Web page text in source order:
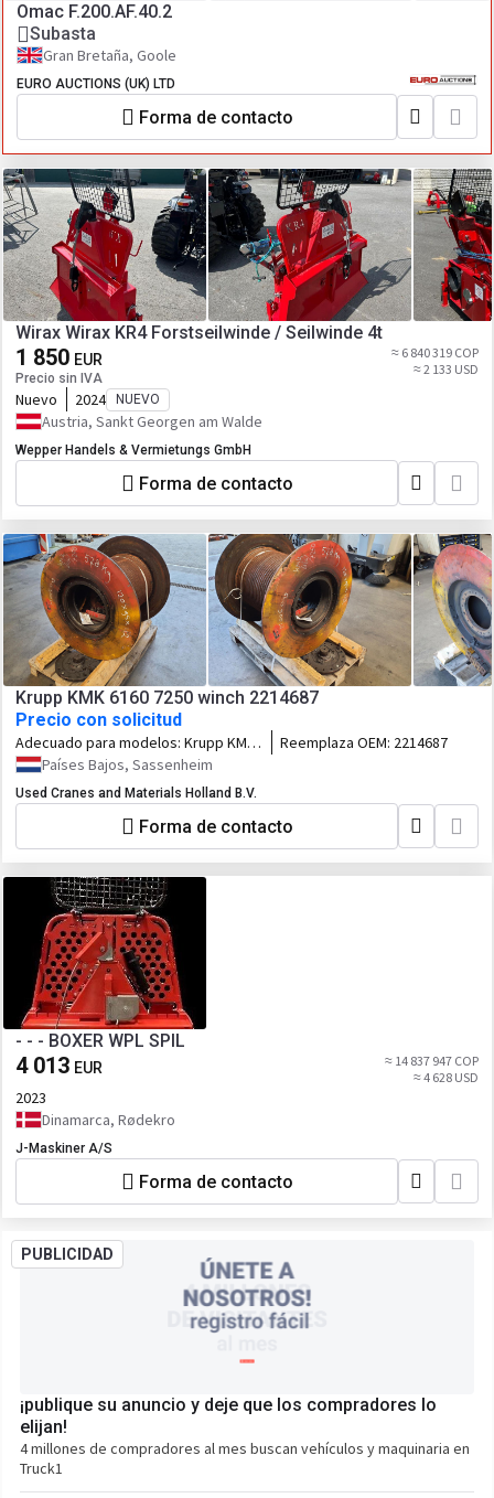
Omac F.200.AF.40.2
Subasta
Gran Bretaña, Goole
EURO AUCTIONS (UK) LTD
Forma de contacto
Wirax Wirax KR4 Forstseilwinde / Seilwinde 4t
1 850 EUR
Precio sin IVA
≈ 6 840 319 COP
≈ 2 133 USD
Nuevo 2024 NUEVO
Austria, Sankt Georgen am Walde
Wepper Handels & Vermietungs GmbH
Forma de contacto
Krupp KMK 6160 7250 winch 2214687
Precio con solicitud
Adecuado para modelos: Krupp KMK
6160 7250
Reemplaza OEM: 2214687
Países Bajos, Sassenheim
Used Cranes and Materials Holland B.V.
Forma de contacto
- - - BOXER WPL SPIL
4 013 EUR
≈ 14 837 947 COP
≈ 4 628 USD
2023
Dinamarca, Rødekro
J-Maskiner A/S
Forma de contacto
PUBLICIDAD
¡publique su anuncio y deje que los compradores lo
elijan!
4 millones de compradores al mes buscan vehículos y maquinaria en
Truck1